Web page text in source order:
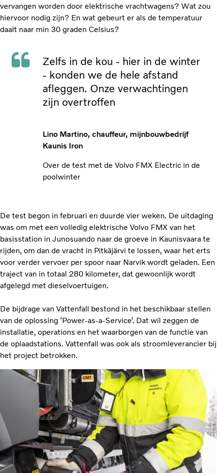
vervangen worden door elektrische vrachtwagens? Wat zou
hiervoor nodig zijn? En wat gebeurt er als de temperatuur
daalt naar min 30 graden Celsius?
Zelfs in de kou - hier in de winter
- konden we de hele afstand
afleggen. Onze verwachtingen
zijn overtroffen
Lino Martino, chauffeur, mijnbouwbedrijf
Kaunis Iron
Over de test met de Volvo FMX Electric in de
poolwinter
De test begon in februari en duurde vier weken. De uitdaging
was om met een volledig elektrische Volvo FMX van het
basisstation in Junosuando naar de groeve in Kaunisvaara te
rijden, om dan de vracht in Pitkäjärvi te lossen, waar het erts
voor verder vervoer per spoor naar Narvik wordt geladen. Een
traject van in totaal 280 kilometer, dat gewoonlijk wordt
afgelegd met dieselvoertuigen.
De bijdrage van Vattenfall bestond in het beschikbaar stellen
van de oplossing ‘Power-as-a-Service’. Dat wil zeggen de
installatie, operations en het waarborgen van de functie van
de oplaadstations. Vattenfall was ook als stroomleverancier bij
het project betrokken.